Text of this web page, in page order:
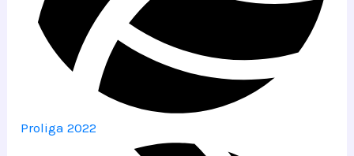
Proliga 2022